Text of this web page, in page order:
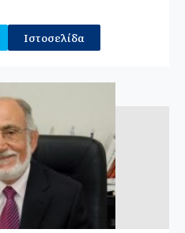
Ιστοσελίδα